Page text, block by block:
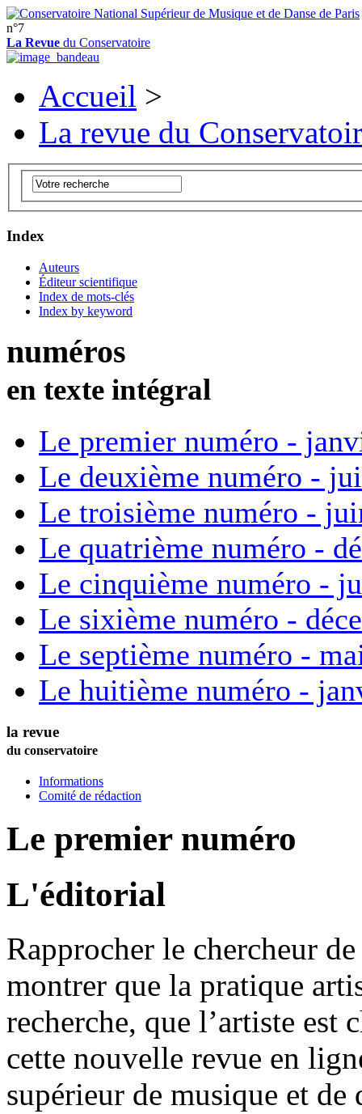
n°7
La Revue du Conservatoire
Accueil >
La revue du
Index
Auteurs
Éditeur scientifique
Index de mots-clés
Index by keyword
numéros
en texte intégral
Le premier numéro -
Le deuxième numéro -
Le troisième numéro -
Le quatrième numéro -
Le cinquième numéro -
Le sixième numéro -
Le septième numéro -
Le huitième numéro -
la revue
du conservatoire
Informations
Comité de rédaction
Le premier numéro
L'éditorial
Rapprocher le chercheur
montrer que la pratique
recherche, que l’artiste est
cette nouvelle revue en
supérieur de musique et de